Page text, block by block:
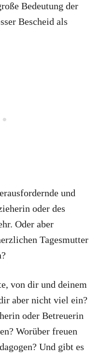
Bedeutung der
Bescheid als
und
oder des
Oder aber
Tagesmutter
von dir und deinem
aber nicht viel ein?
oder Betreuerin
Worüber freuen
Und gibt es